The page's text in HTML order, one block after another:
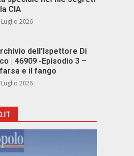
CIA
2026
dell’Ispettore Di
| 46909 -Episodio 3 –
e il fango
Luglio 2026